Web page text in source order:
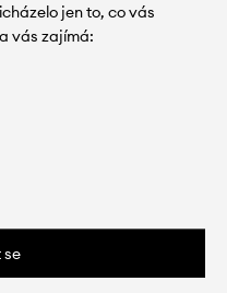
jen to, co vás
vás zajímá:
se